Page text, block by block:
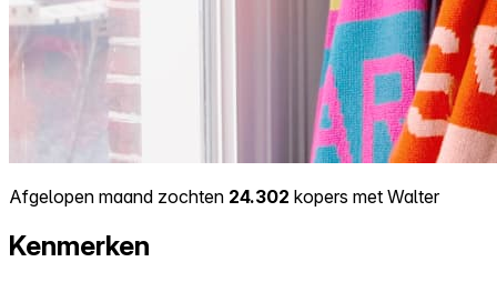
Afgelopen maand zochten 24.302 kopers met Walter
Kenmerken